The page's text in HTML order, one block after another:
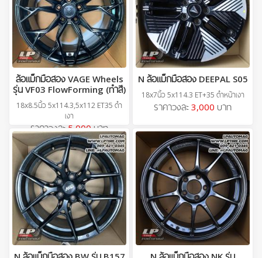
ล้อแม็กมือสอง VAGE Wheels
รุ่น VF03 FlowForming (ทำสี)
18x8.5นิ้ว 5x114.3,5x112 ET35 ดำ
เงา
ราคาวงละ 5,000 บาท
N ล้อแม็กมือสอง DEEPAL S05
18x7นิ้ว 5x114.3 ET+35 ดำหน้าเงา
ราคาวงละ 3,000 บาท